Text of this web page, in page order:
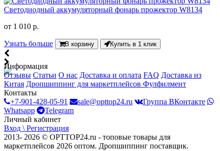
Светодиодный аккумуляторный фонарь прожектор W8134
от 1 010 р.
Узнать больше В корзину Купить в 1 клик
Информация
Отзывы Статьи О нас Доставка и оплата FAQ Доставка из
Китая Дропшиппинг для маркетплейсов Фулфилмент
Контакты
+7-901-428-05-91
sale@opttop24.ru
Группа ВКонтакте
Whatsapp
Telegram
Личный кабинет
Вход \ Регистрация
2013- 2026 © OPTTOP24.ru - топовые товары для
маркетплейсов 2026 оптом. Дропшиппинг поставщик.